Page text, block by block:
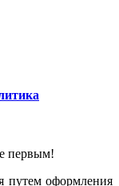
первым!
путем оформления